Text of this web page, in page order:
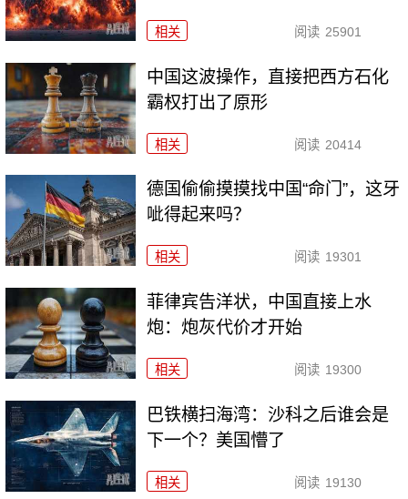
相关 阅读 25901
中国这波操作，直接把西方石化
霸权打出了原形
相关 阅读 20414
德国偷偷摸摸找中国“命门”，这牙
呲得起来吗？
相关 阅读 19301
菲律宾告洋状，中国直接上水
炮：炮灰代价才开始
相关 阅读 19300
巴铁横扫海湾：沙科之后谁会是
下一个？美国懵了
相关 阅读 19130